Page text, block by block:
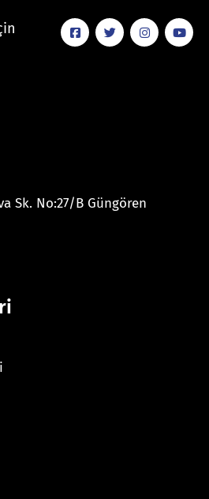
Sk. No:27/B Güngören